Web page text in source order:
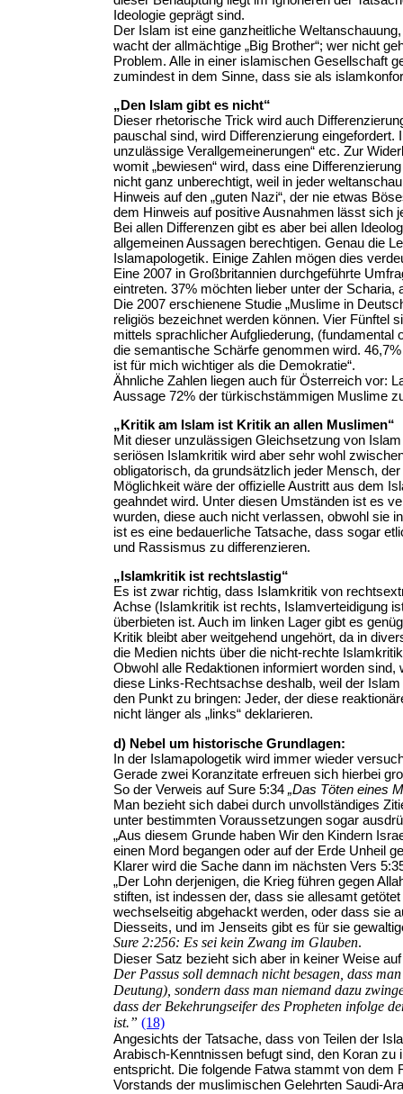
Ideologie geprägt sind.
Der Islam ist eine ganzheitliche
wacht der allmächtige „Big Brother“; wer nicht
Problem. Alle in einer islamischen Gesellschaft
zumindest in dem Sinne, dass sie als
„Den Islam gibt es nicht“
Dieser rhetorische Trick wird auch
pauschal sind, wird Differenzierung eingefordert.
unzulässige Verallgemeinerungen“ etc. Zur
womit „bewiesen“ wird, dass eine
nicht ganz unberechtigt, weil in jeder
Hinweis auf den „guten Nazi“, der nie etwas
dem Hinweis auf positive Ausnahmen lässt sich
Bei allen Differenzen gibt es aber bei allen
allgemeinen Aussagen berechtigen. Genau die
Islamapologetik. Einige Zahlen mögen dies
Eine 2007 in Großbritannien durchgeführte
eintreten. 37% möchten lieber unter der
Die 2007 erschienene Studie „Muslime in
religiös bezeichnet werden können. Vier Fünftel
mittels sprachlicher Aufgliederung,
die semantische Schärfe genommen wird.
ist für mich wichtiger als die Demokratie“.
Ähnliche Zahlen liegen auch für Österreich vor:
Aussage 72% der türkischstämmigen Muslime
„Kritik am Islam ist Kritik an allen Muslimen“
Mit dieser unzulässigen Gleichsetzung von
seriösen Islamkritik wird aber sehr wohl
obligatorisch, da grundsätzlich jeder Mensch,
Möglichkeit wäre der offizielle Austritt aus dem
geahndet wird. Unter diesen Umständen ist es
wurden, diese auch nicht verlassen, obwohl sie
ist es eine bedauerliche Tatsache, dass sogar
und Rassismus zu differenzieren.
„Islamkritik ist rechtslastig“
Es ist zwar richtig, dass Islamkritik von
Achse (Islamkritik ist rechts, Islamverteidigung
überbieten ist. Auch im linken Lager gibt es
Kritik bleibt aber weitgehend ungehört, da in
die Medien nichts über die nicht-rechte
Obwohl alle Redaktionen informiert worden
diese Links-Rechtsachse deshalb, weil der
den Punkt zu bringen: Jeder, der diese
nicht länger als „links“ deklarieren.
d) Nebel um historische Grundlagen:
In der Islamapologetik wird immer wieder
Gerade zwei Koranzitate erfreuen sich hierbei
So der Verweis auf Sure 5:34 „Das Töten eines
Man bezieht sich dabei durch unvollständiges
unter bestimmten Voraussetzungen sogar
„Aus diesem Grunde haben Wir den Kindern
einen Mord begangen oder auf der Erde Unheil
Klarer wird die Sache dann im nächsten Vers
„Der Lohn derjenigen, die Krieg führen gegen
stiften, ist indessen der, dass sie allesamt
wechselseitig abgehackt werden, oder dass sie
Diesseits, und im Jenseits gibt es für sie
Sure 2:256: Es sei kein Zwang im Glauben.
Dieser Satz bezieht sich aber in keiner Weise
Der Passus soll demnach nicht besagen, dass
Deutung), sondern dass man niemand dazu
dass der Bekehrungseifer des Propheten infolge
ist.” (18)
Angesichts der Tatsache, dass von Teilen der
Arabisch-Kenntnissen befugt sind, den Koran zu
entspricht. Die folgende Fatwa stammt von dem
Vorstands der muslimischen Gelehrten Saudi-